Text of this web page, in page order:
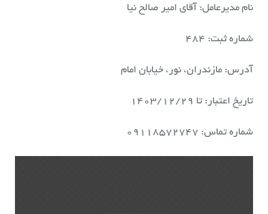
نام مدیرعامل: آقای امیر صالح نیا
شماره ثبت: ۴۸۴
آدرس: مازندران، نور، خیابان امام
تاریخ اعتبار: تا ۱۴۰۳/۱۲/۲۹
شماره تماس: ۰۹۱۱۸۵۷۲۷۴۷